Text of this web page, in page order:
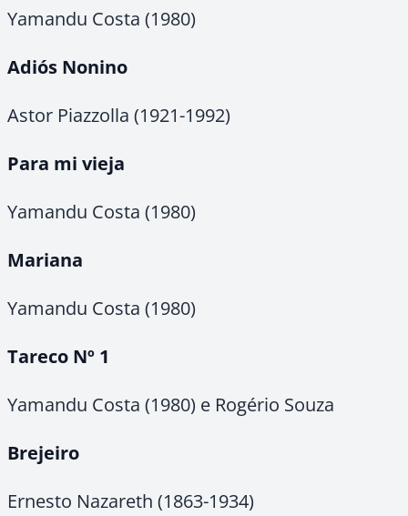
Yamandu Costa (1980)
Adiós Nonino
Astor Piazzolla (1921-1992)
Para mi vieja
Yamandu Costa (1980)
Mariana
Yamandu Costa (1980)
Tareco Nº 1
Yamandu Costa (1980) e Rogério Souza
Brejeiro
Ernesto Nazareth (1863-1934)